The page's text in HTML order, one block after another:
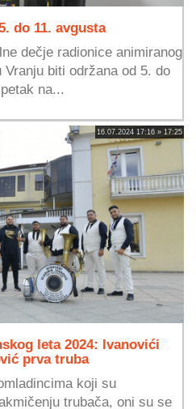
do 11. avgusta
dečje radionice animiranog
biti održana od 5. do
na...
16.07.2024 17:16 » 17:25
leta 2024: Ivanovići
prva truba
koji su
trubača, oni su se